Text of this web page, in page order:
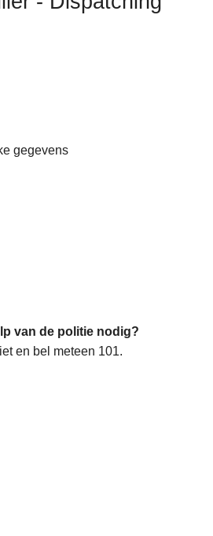
gegevens
van de politie nodig?
en bel meteen 101.